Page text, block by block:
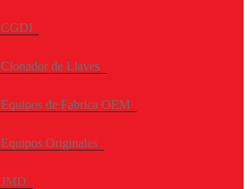
CGDI
Clonador de Llaves
Equipos de Fabrica OEM
Equipos Originales
JMD